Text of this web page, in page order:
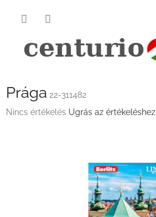
Prága 22-311482
A
Nincs értékelés Ugrás az értékeléshez